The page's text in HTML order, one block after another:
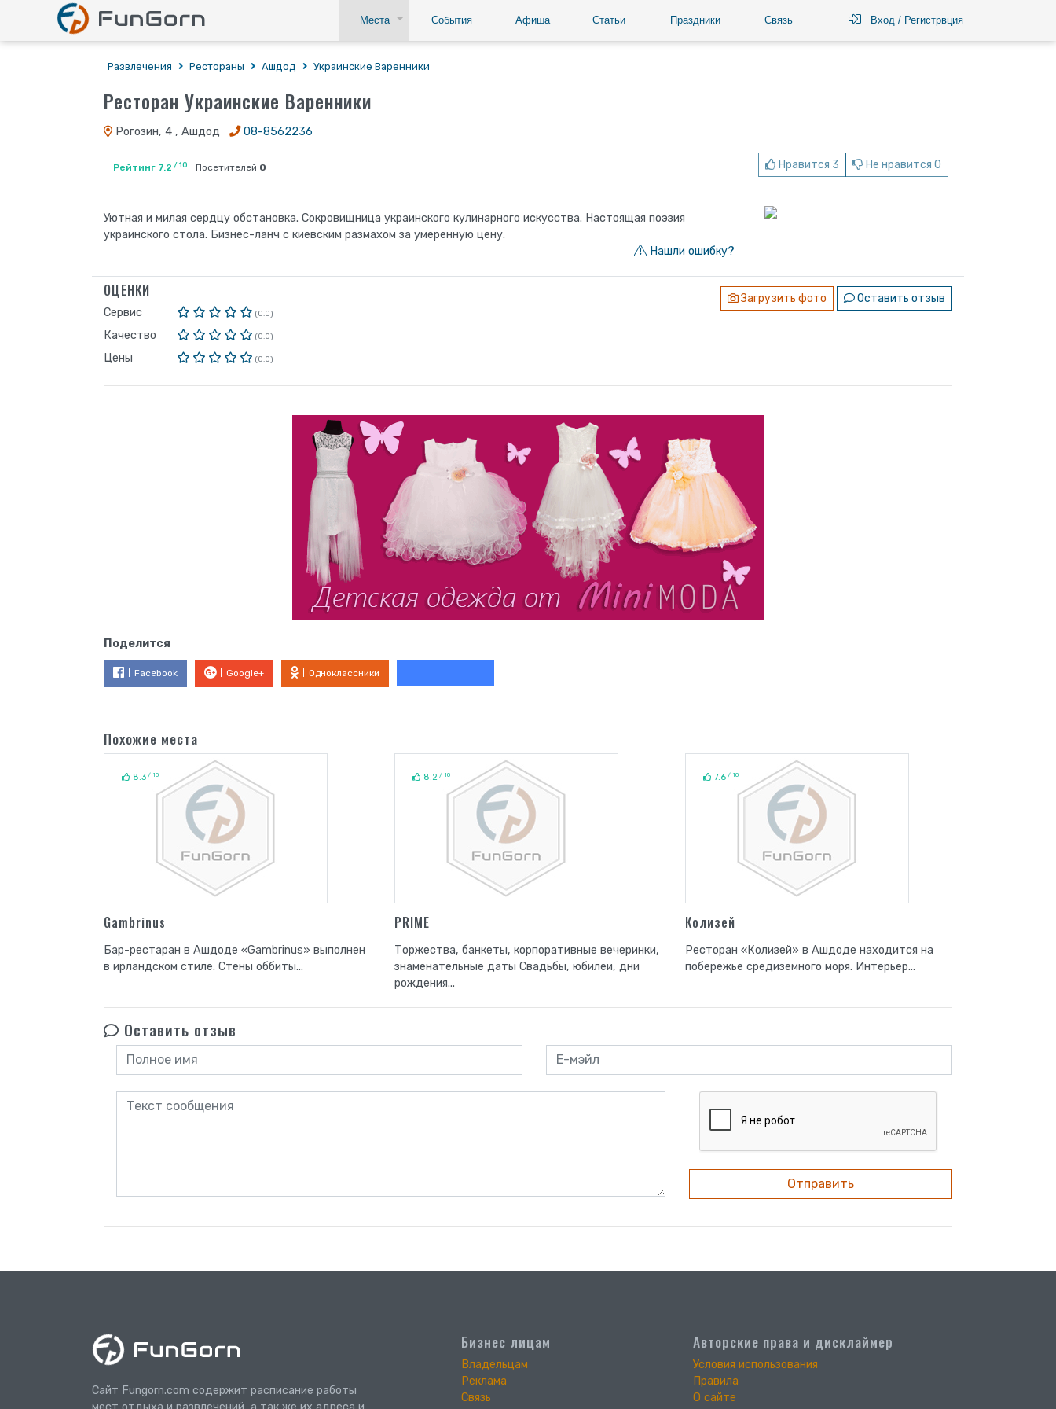
Места События Афиша Статьи Праздники Связь Вход / Регистрвция
Развлечения Рестораны Ашдод Украинские Варенники
Ресторан Украинские Варенники
Рогозин, 4 , Ашдод 08-8562236
Рейтинг 7.2 / 10 Посетителей 0 Нравится 3 Не нравится 0
Уютная и милая сердцу обстановка. Сокровищница украинского кулинарного искусства. Настоящая поэзия
украинского стола. Бизнес-ланч с киевским размахом за умеренную цену.
Нашли ошибку?
ОЦЕНКИ
Сервис (0.0)
Качество (0.0)
Цены (0.0)
Загрузить фото Оставить отзыв
Поделится
Facebook Google+ Одноклассники
Похожие места
8.3 / 10
Gambrinus
Бар-рестаран в Ашдоде «Gambrinus» выполнен
в ирландском стиле. Стены оббиты...
8.2 / 10
PRIME
Торжества, банкеты, корпоративные вечеринки,
знаменательные даты Свадьбы, юбилеи, дни
рождения...
7.6 / 10
Колизей
Ресторан «Колизей» в Ашдоде находится на
побережье средиземного моря. Интерьер...
Оставить отзыв
Отправить
Сайт Fungorn.com содержит расписание работы
Бизнес лицам
Владельцам
Реклама
Связь
Авторские права и дисклаймер
Условия использования
Правила
О сайте